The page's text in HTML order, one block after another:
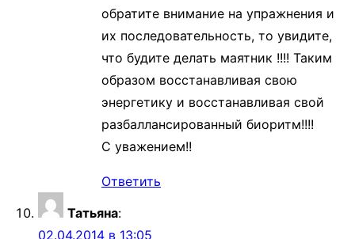
обратите внимание на упражнения и
их последовательность, то увидите,
что будите делать маятник !!!! Таким
образом восстанавливая свою
энергетику и восстанавливая свой
разбаллансированный биоритм!!!!
С уважением!!
Ответить
Татьяна:
02.04.2014 в 13:05